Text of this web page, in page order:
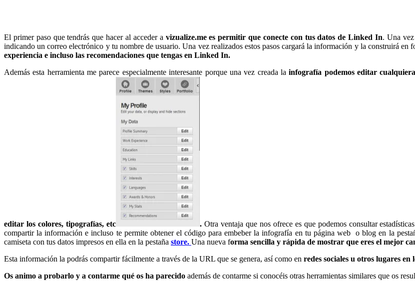
El primer paso que tendrás que hacer al acceder a vizualize.me es permitir que conecte con tus datos de Linked In. Una
indicando un correo electrónico y tu nombre de usuario. Una vez realizados estos pasos cargará la información y la construirá
experiencia e incluso las recomendaciones que tengas en Linked In.
Además esta herramienta me parece especialmente interesante porque una vez creada lainfografía podemos editar
editar los colores, tipografías, etc .Otra ventaja que nos ofrece es que podemos consultar
compartir la información e incluso te permite obtener el código para embeber la infografía en tu página web o blog en la
camiseta con tus datos impresos en ella en la pestaña store. Una nueva forma sencilla y rápida de mostrar que eres el mejor
Esta información la podrás compartir fácilmente a través de la URL que se genera, así como en redes sociales u otros lugares
Os animo a probarlo y a contarme qué os ha parecido además de contarme si conocéis otras herramientas similares que os